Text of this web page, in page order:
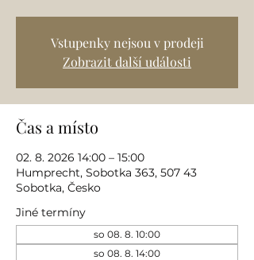
Vstupenky nejsou v prodeji
Zobrazit další události
Čas a místo
02. 8. 2026 14:00 – 15:00
Humprecht, Sobotka 363, 507 43
Sobotka, Česko
Jiné termíny
so 08. 8. 10:00
so 08. 8. 14:00